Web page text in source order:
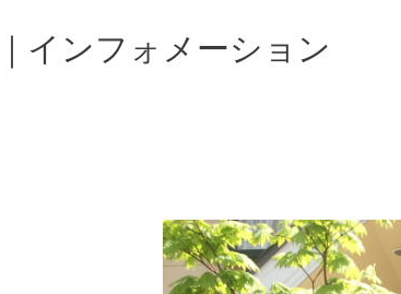
｜インフォメーション